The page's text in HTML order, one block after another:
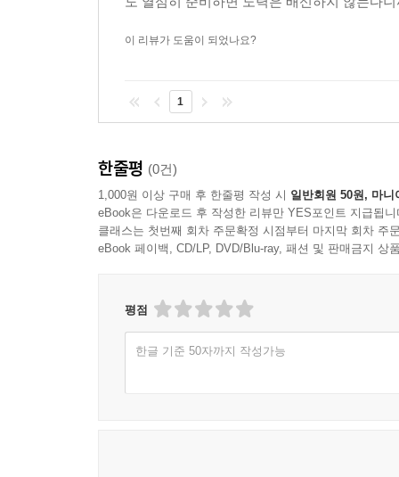
이 리뷰가 도움이 되었나요?
1
한줄평 (0건)
1,000원 이상 구매 후 한줄평 작성 시 일반회원 50원, 마니
eBook은 다운로드 후 작성한 리뷰만 YES포인트 지급됩니
클래스는 첫번째 회차 주문확정 시점부터 마지막 회차 주
eBook 페이백, CD/LP, DVD/Blu-ray, 패션 및 판매금지 상
평점
한글 기준 50자까지 작성가능